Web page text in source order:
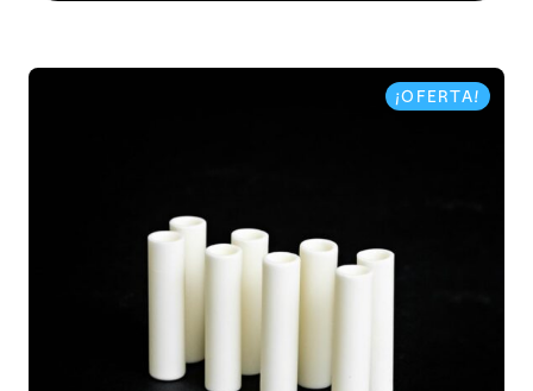
variantes.
¡OFERTA!